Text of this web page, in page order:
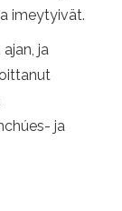
imeytyivät.
ja
ja